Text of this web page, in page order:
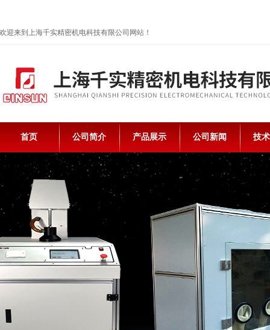
欢迎来到上海千实精密机电科技有限公司网站！
首页 公司简介 产品展示 公司新闻 技